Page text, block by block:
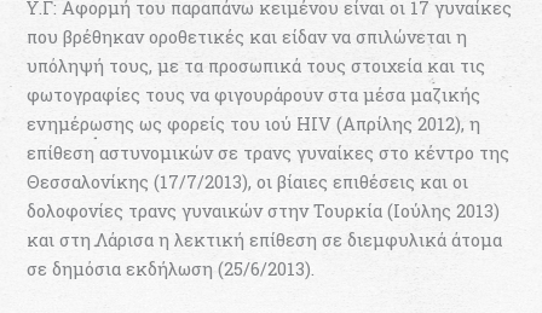
Υ.Γ: Αφορμή του παραπάνω κειμένου είναι οι 17 γυναίκες
που βρέθηκαν οροθετικές και είδαν να σπιλώνεται η
υπόληψή τους, με τα προσωπικά τους στοιχεία και τις
φωτογραφίες τους να φιγουράρουν στα μέσα μαζικής
ενημέρωσης ως φορείς του ιού HIV (Απρίλης 2012), η
επίθεση αστυνομικών σε τρανς γυναίκες στο κέντρο της
Θεσσαλονίκης (17/7/2013), οι βίαιες επιθέσεις και οι
δολοφονίες τρανς γυναικών στην Τουρκία (Ιούλης 2013)
και στη Λάρισα η λεκτική επίθεση σε διεμφυλικά άτομα
σε δημόσια εκδήλωση (25/6/2013).